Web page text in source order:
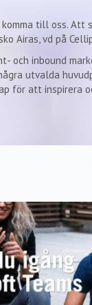
till oss.
Airas, vd på
och inbound
utvalda
för att inspirera